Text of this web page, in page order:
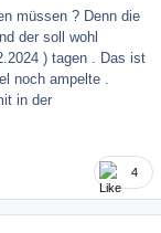
müssen ? Denn die
der soll wohl
) tagen . Das ist
noch ampelte .
in der
4